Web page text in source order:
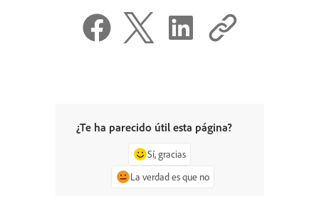
¿Te ha parecido útil esta página?
Sí, gracias
La verdad es que no